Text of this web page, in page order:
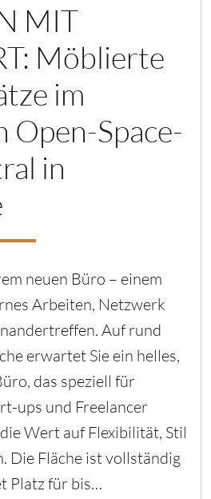
MIT
Möblierte
im
Open-Space-
in
neuen Büro – einem
Arbeiten, Netzwerk
Auf rund
erwartet Sie ein helles,
das speziell für
ups und Freelancer
Wert auf Flexibilität, Stil
Die Fläche ist vollständig
Platz für bis…